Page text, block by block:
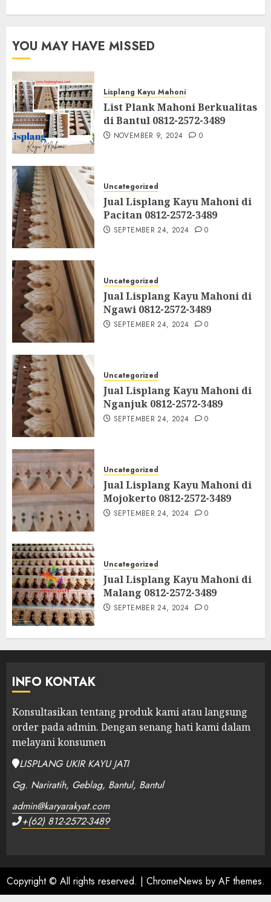
YOU MAY HAVE MISSED
Lisplang Kayu Mahoni
List Plank Mahoni Berkualitas
di Bantul 0812-2572-3489
NOVEMBER 9, 2024 0
Uncategorized
Jual Lisplang Kayu Mahoni di
Pacitan 0812-2572-3489
SEPTEMBER 24, 2024 0
Uncategorized
Jual Lisplang Kayu Mahoni di
Ngawi 0812-2572-3489
SEPTEMBER 24, 2024 0
Uncategorized
Jual Lisplang Kayu Mahoni di
Nganjuk 0812-2572-3489
SEPTEMBER 24, 2024 0
Uncategorized
Jual Lisplang Kayu Mahoni di
Mojokerto 0812-2572-3489
SEPTEMBER 24, 2024 0
Uncategorized
Jual Lisplang Kayu Mahoni di
Malang 0812-2572-3489
SEPTEMBER 24, 2024 0
INFO KONTAK
Konsultasikan tentang produk kami atau langsung
order pada admin. Dengan senang hati kami dalam
melayani konsumen
LISPLANG UKIR KAYU JATI
Gg. Nariratih, Geblag, Bantul, Bantul
admin@karyarakyat.com
+(62) 812-2572-3489
Copyright © All rights reserved. | ChromeNews by AF themes.